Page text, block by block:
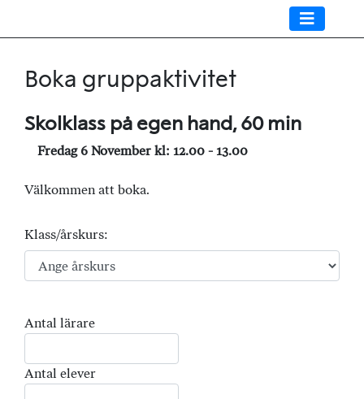
Boka gruppaktivitet
Skolklass på egen hand, 60 min
Fredag 6 November kl: 12.00 - 13.00
Välkommen att boka.
Klass/årskurs:
Antal lärare
Antal elever